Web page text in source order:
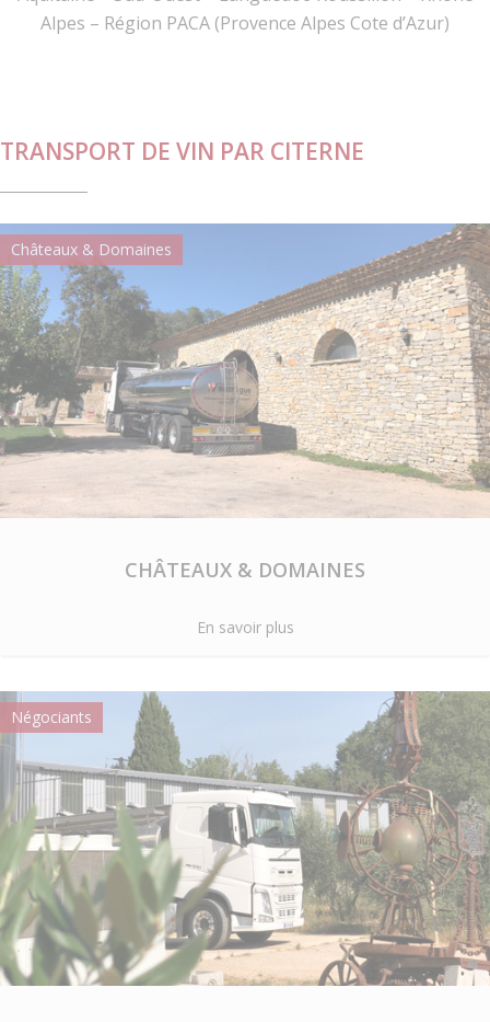
Alpes – Région PACA (Provence Alpes Cote d’Azur)
TRANSPORT DE VIN PAR CITERNE
Châteaux & Domaines
CHÂTEAUX & DOMAINES
En savoir plus
Négociants